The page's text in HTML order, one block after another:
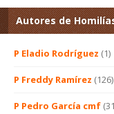
Autores de
P Eladio Rodríguez (1)
P Freddy Ramírez (126)
P Pedro García cmf